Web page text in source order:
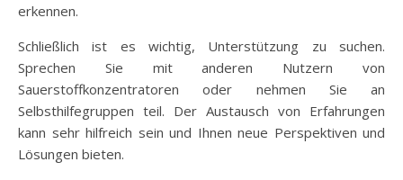
erkennen.
Schließlich ist es wichtig, Unterstützung zu suchen.
Sprechen Sie mit anderen Nutzern von
Sauerstoffkonzentratoren oder nehmen Sie an
Selbsthilfegruppen teil. Der Austausch von Erfahrungen
kann sehr hilfreich sein und Ihnen neue Perspektiven und
Lösungen bieten.